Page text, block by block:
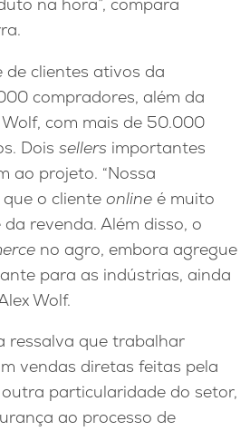
na hora”, compara
de clientes ativos da
compradores, além da
com mais de 50.000
Dois sellers importantes
ao projeto. “Nossa
o cliente online é muito
revenda. Além disso, o
no agro, embora agregue
para as indústrias, ainda
Wolf.
ressalva que trabalhar
vendas diretas feitas pela
particularidade do setor,
ao processo de